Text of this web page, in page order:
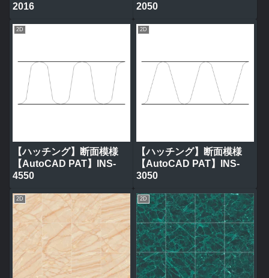
2016
2050
2D
【ハッチング】断面模様
【AutoCAD PAT】INS-
4550
2D
【ハッチング】断面模様
【AutoCAD PAT】INS-
3050
2D 2D